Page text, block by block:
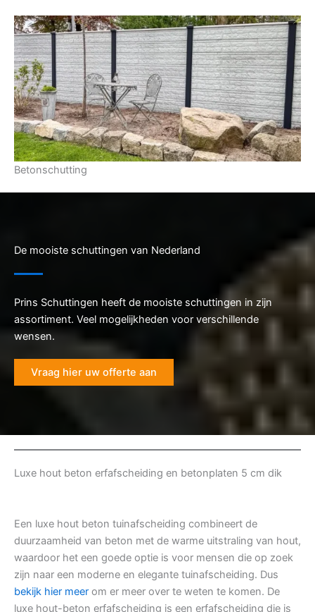
Betonschutting
De mooiste schuttingen van Nederland
Prins Schuttingen heeft de mooiste schuttingen in zijn
assortiment. Veel mogelijkheden voor verschillende
wensen.
Vraag hier uw offerte aan
Luxe hout beton erfafscheiding en betonplaten 5 cm dik
Een luxe hout beton tuinafscheiding combineert de
duurzaamheid van beton met de warme uitstraling van hout,
waardoor het een goede optie is voor mensen die op zoek
zijn naar een moderne en elegante tuinafscheiding. Dus
bekijk hier meer om er meer over te weten te komen. De
luxe hout-beton erfafscheiding is een erfafscheiding die is